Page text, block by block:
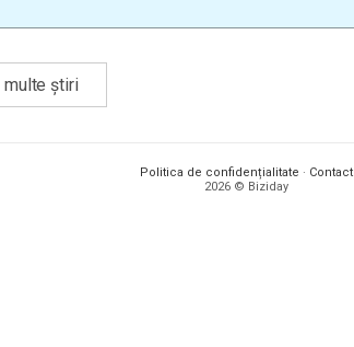
multe știri
Politica de confidențialitate · Contact
2026 © Biziday